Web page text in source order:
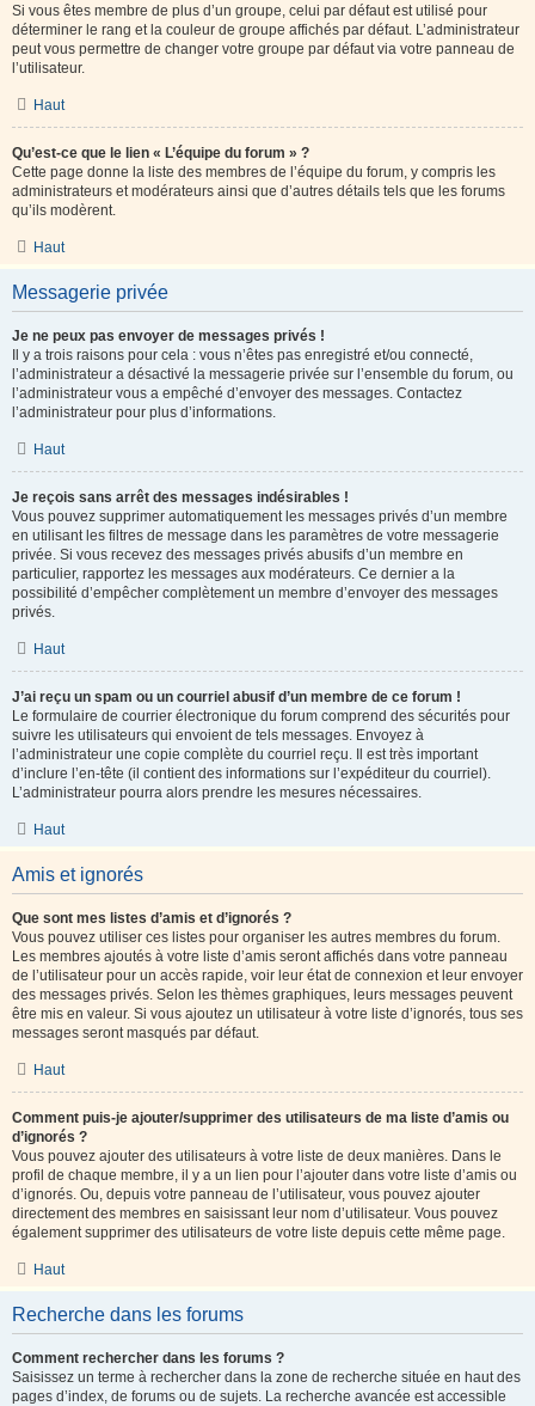
Si vous êtes membre de plus d’un groupe, celui par défaut est utilisé pour
déterminer le rang et la couleur de groupe affichés par défaut. L’administrateur
peut vous permettre de changer votre groupe par défaut via votre panneau de
l’utilisateur.
Haut
Qu’est-ce que le lien « L’équipe du forum » ?
Cette page donne la liste des membres de l’équipe du forum, y compris les
administrateurs et modérateurs ainsi que d’autres détails tels que les forums
qu’ils modèrent.
Haut
Messagerie privée
Je ne peux pas envoyer de messages privés !
Il y a trois raisons pour cela : vous n’êtes pas enregistré et/ou connecté,
l’administrateur a désactivé la messagerie privée sur l’ensemble du forum, ou
l’administrateur vous a empêché d’envoyer des messages. Contactez
l’administrateur pour plus d’informations.
Haut
Je reçois sans arrêt des messages indésirables !
Vous pouvez supprimer automatiquement les messages privés d’un membre
en utilisant les filtres de message dans les paramètres de votre messagerie
privée. Si vous recevez des messages privés abusifs d’un membre en
particulier, rapportez les messages aux modérateurs. Ce dernier a la
possibilité d’empêcher complètement un membre d’envoyer des messages
privés.
Haut
J’ai reçu un spam ou un courriel abusif d’un membre de ce forum !
Le formulaire de courrier électronique du forum comprend des sécurités pour
suivre les utilisateurs qui envoient de tels messages. Envoyez à
l’administrateur une copie complète du courriel reçu. Il est très important
d’inclure l’en-tête (il contient des informations sur l’expéditeur du courriel).
L’administrateur pourra alors prendre les mesures nécessaires.
Haut
Amis et ignorés
Que sont mes listes d’amis et d’ignorés ?
Vous pouvez utiliser ces listes pour organiser les autres membres du forum.
Les membres ajoutés à votre liste d’amis seront affichés dans votre panneau
de l’utilisateur pour un accès rapide, voir leur état de connexion et leur envoyer
des messages privés. Selon les thèmes graphiques, leurs messages peuvent
être mis en valeur. Si vous ajoutez un utilisateur à votre liste d’ignorés, tous ses
messages seront masqués par défaut.
Haut
Comment puis-je ajouter/supprimer des utilisateurs de ma liste d’amis ou
d’ignorés ?
Vous pouvez ajouter des utilisateurs à votre liste de deux manières. Dans le
profil de chaque membre, il y a un lien pour l’ajouter dans votre liste d’amis ou
d’ignorés. Ou, depuis votre panneau de l’utilisateur, vous pouvez ajouter
directement des membres en saisissant leur nom d’utilisateur. Vous pouvez
également supprimer des utilisateurs de votre liste depuis cette même page.
Haut
Recherche dans les forums
Comment rechercher dans les forums ?
Saisissez un terme à rechercher dans la zone de recherche située en haut des
pages d’index, de forums ou de sujets. La recherche avancée est accessible